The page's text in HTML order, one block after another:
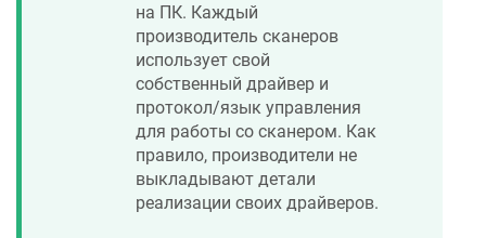
на ПК. Каждый
производитель сканеров
использует свой
собственный драйвер и
протокол/язык управления
для работы со сканером. Как
правило, производители не
выкладывают детали
реализации своих драйверов.